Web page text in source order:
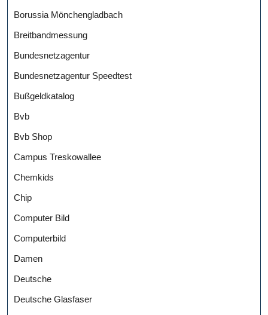
Borussia Mönchengladbach
Breitbandmessung
Bundesnetzagentur
Bundesnetzagentur Speedtest
Bußgeldkatalog
Bvb
Bvb Shop
Campus Treskowallee
Chemkids
Chip
Computer Bild
Computerbild
Damen
Deutsche
Deutsche Glasfaser